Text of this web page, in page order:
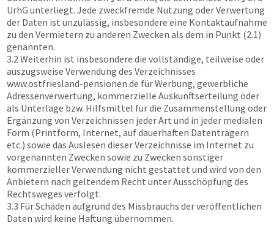
UrhG unterliegt. Jede zweckfremde Nutzung oder Verwertung
der Daten ist unzulässig, insbesondere eine Kontaktaufnahme
zu den Vermietern zu anderen Zwecken als dem in Punkt (2.1)
genannten.
3.2 Weiterhin ist insbesondere die vollständige, teilweise oder
auszugsweise Verwendung des Verzeichnisses
www.ostfriesland-pensionen.de für Werbung, gewerbliche
Adressenverwertung, kommerzielle Auskunftserteilung oder
als Unterlage bzw. Hilfsmittel für die Zusammenstellung oder
Ergänzung von Verzeichnissen jeder Art und in jeder medialen
Form (Printform, Internet, auf dauerhaften Datenträgern
etc.) sowie das Auslesen dieser Verzeichnisse im Internet zu
vorgenannten Zwecken sowie zu Zwecken sonstiger
kommerzieller Verwendung nicht gestattet und wird von den
Anbietern nach geltendem Recht unter Ausschöpfung des
Rechtsweges verfolgt.
3.3 Für Schäden aufgrund des Missbrauchs der veröffentlichen
Daten wird keine Haftung übernommen.